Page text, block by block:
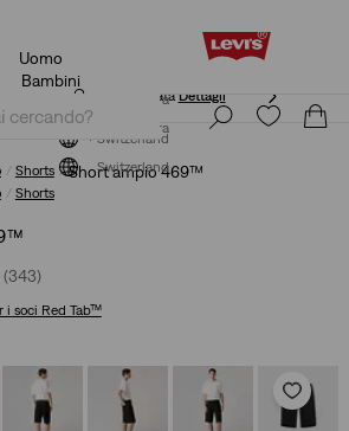
KLARNA: ACQUISTA ORA E PAGA DOPO/
Iscriviti ora
Switzerland
Uomo
Bambini
Dettagli
Iscriviti ora
Switzerland
Shorts Short ampio 469™
Shorts
(343)
i soci Red Tab™